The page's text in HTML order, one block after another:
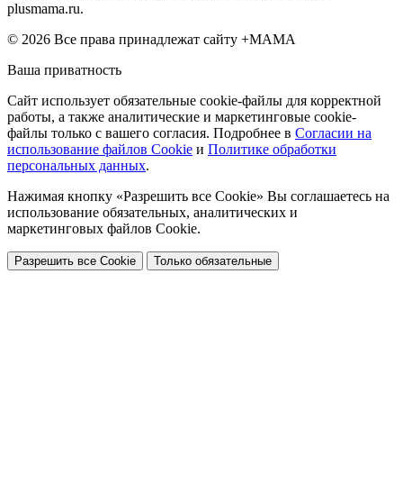
plusmama.ru.
© 2026 Все права принадлежат сайту +МАМА
Ваша приватность
Сайт использует обязательные cookie-файлы для корректной
работы, а также аналитические и маркетинговые cookie-
файлы только с вашего согласия. Подробнее в Согласии на
использование файлов Cookie и Политике обработки
персональных данных.
Нажимая кнопку «Разрешить все Cookie» Вы соглашаетесь на
использование обязательных, аналитических и
маркетинговых файлов Cookie.
Разрешить все Cookie Только обязательные